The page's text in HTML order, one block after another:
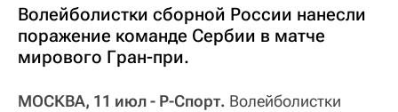
Волейболистки сборной России нанесли
поражение команде Сербии в матче
мирового Гран-при.
МОСКВА, 11 июл - Р-Спорт. Волейболистки